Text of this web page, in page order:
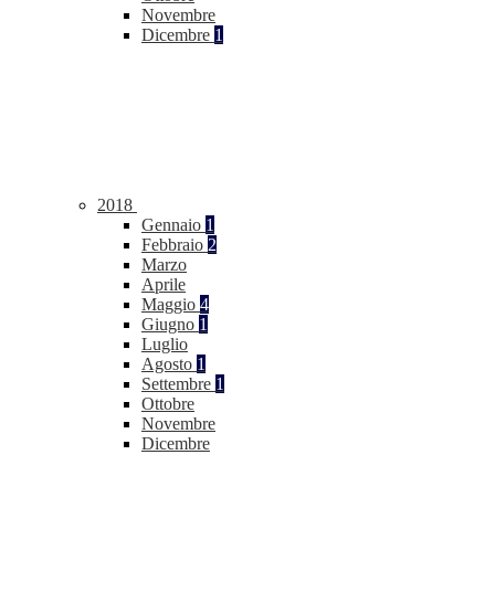
Novembre
Dicembre 1
2018
Gennaio 1
Febbraio 2
Marzo
Aprile
Maggio 4
Giugno 1
Luglio
Agosto 1
Settembre 1
Ottobre
Novembre
Dicembre